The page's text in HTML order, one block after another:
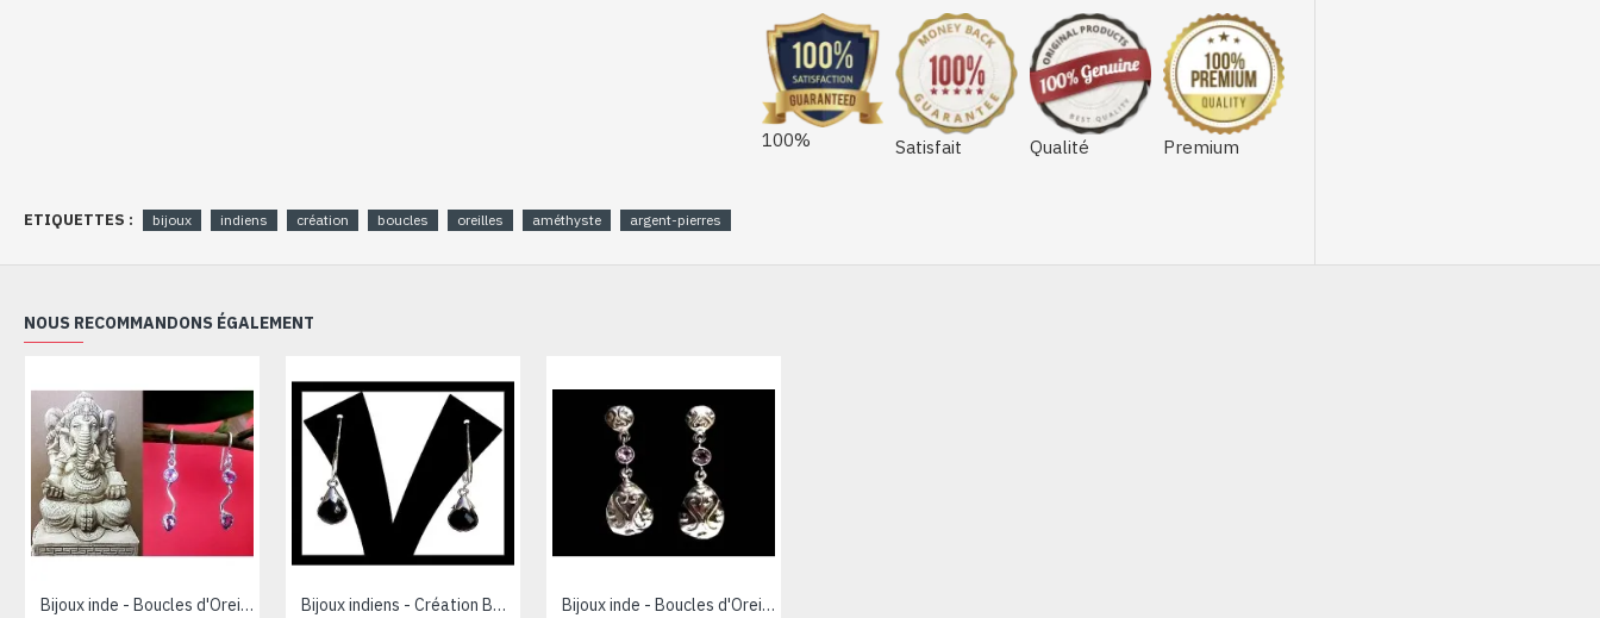
100% Satisfait Qualité Premium
ETIQUETTES : bijoux indiens création boucles oreilles améthyste argent-pierres
NOUS RECOMMANDONS ÉGALEMENT
Bijoux inde - Boucles d'Oreilles indiennes Améthyste Bijoux indiens - Création Boucles d'oreilles Onyx Bijoux inde - Boucles d'Oreilles indiennes Améthyste